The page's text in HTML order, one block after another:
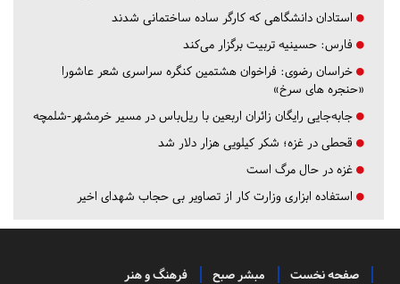
استادان دانشگاهی که کارگر ساده ساختمانی شدند
فارس: حسینیه تربیت برگزار می‌کند
خراسان رضوی: فراخوان هشتمین کنگره سراسری شعر عاشورا
«حنجره های سرخ»
جابه‌جایی رایگان زائران اربعین با ریل‌باس در مسیر خرمشهر-شلمچه
قحطی در غزه؛ شکر کیلویی هزار دلار شد
غزه در حال مرگ است
استفاده ابزاری وزارت کار از تصاویر بی حجاب شهدای اخیر
صفحه نخست مبشر صبح فرهنگ و هنر